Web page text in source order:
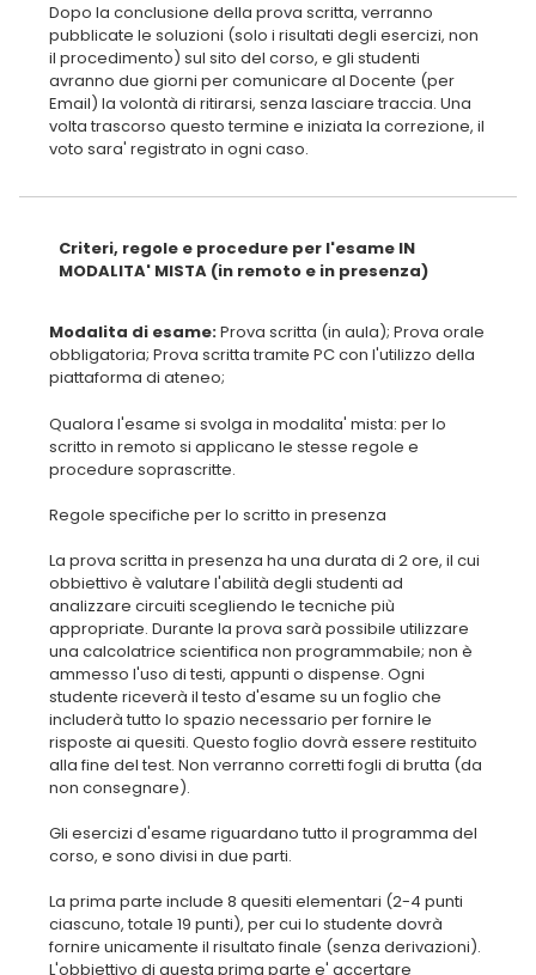
Dopo la conclusione della prova scritta, verranno
pubblicate le soluzioni (solo i risultati degli esercizi, non
il procedimento) sul sito del corso, e gli studenti
avranno due giorni per comunicare al Docente (per
Email) la volontà di ritirarsi, senza lasciare traccia. Una
volta trascorso questo termine e iniziata la correzione, il
voto sara' registrato in ogni caso.
Criteri, regole e procedure per l'esame IN
MODALITA' MISTA (in remoto e in presenza)
Modalita di esame:Prova scritta (in aula); Prova orale
obbligatoria; Prova scritta tramite PC con l'utilizzo della
Qualora l'esame si svolga in modalita' mista: per lo
scritto in remoto si applicano le stesse regole e
procedure soprascritte.
Regole specifiche per lo scritto in presenza
La prova scritta in presenza ha una durata di 2 ore, il cui
obbiettivo è valutare l'abilità degli studenti ad
analizzare circuiti scegliendo le tecniche più
appropriate. Durante la prova sarà possibile utilizzare
una calcolatrice scientifica non programmabile; non è
ammesso l'uso di testi, appunti o dispense. Ogni
studente riceverà il testo d'esame su un foglio che
includerà tutto lo spazio necessario per fornire le
risposte ai quesiti. Questo foglio dovrà essere restituito
alla fine del test. Non verranno corretti fogli di brutta (da
non consegnare).
Gli esercizi d'esame riguardano tutto il programma del
corso, e sono divisi in due parti.
La prima parte include 8 quesiti elementari (2-4 punti
ciascuno, totale 19 punti), per cui lo studente dovrà
fornire unicamente il risultato finale (senza derivazioni).
L'obbiettivo di questa prima parte e' accertare